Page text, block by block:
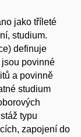
jako tříleté
studium.
definuje
povinné
a povinně
studium
typu
zapojení do